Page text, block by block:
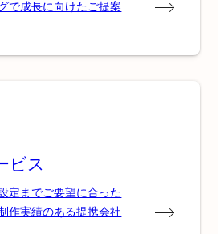
で成長に向けたご提案
ビス
定までご要望に合った
作実績のある提携会社